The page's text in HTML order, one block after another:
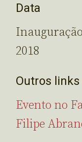
Data
2018
Outros
Evento no
Filipe